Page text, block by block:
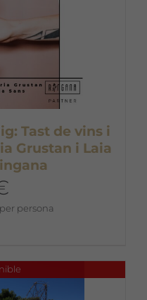
Tast de vins i
Grustan i Laia
persona